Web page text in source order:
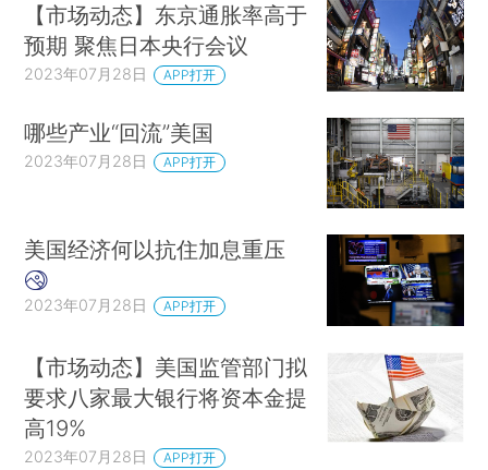
【市场动态】东京通胀率高于
预期 聚焦日本央行会议
2023年07月28日 APP打开
哪些产业“回流”美国
2023年07月28日 APP打开
美国经济何以抗住加息重压
2023年07月28日 APP打开
【市场动态】美国监管部门拟
要求八家最大银行将资本金提
高19%
2023年07月28日 APP打开